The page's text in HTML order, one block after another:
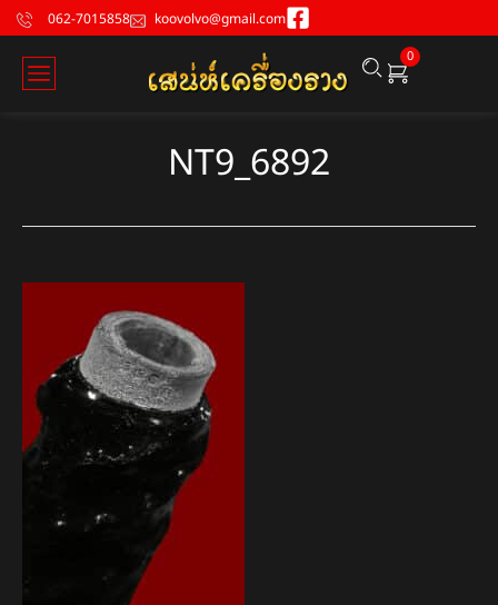
062-7015858 koovolvo@gmail.com
0
NT9_6892